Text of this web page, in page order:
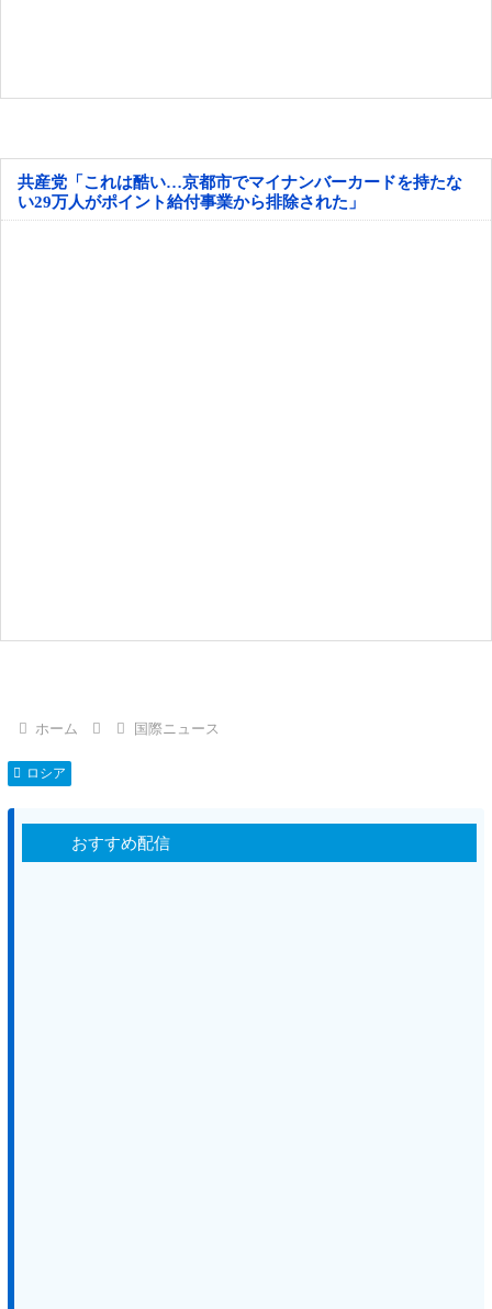
共産党「これは酷い…京都市でマイナンバーカードを持たな
い29万人がポイント給付事業から排除された」
ホーム 国際ニュース
ロシア
おすすめ配信